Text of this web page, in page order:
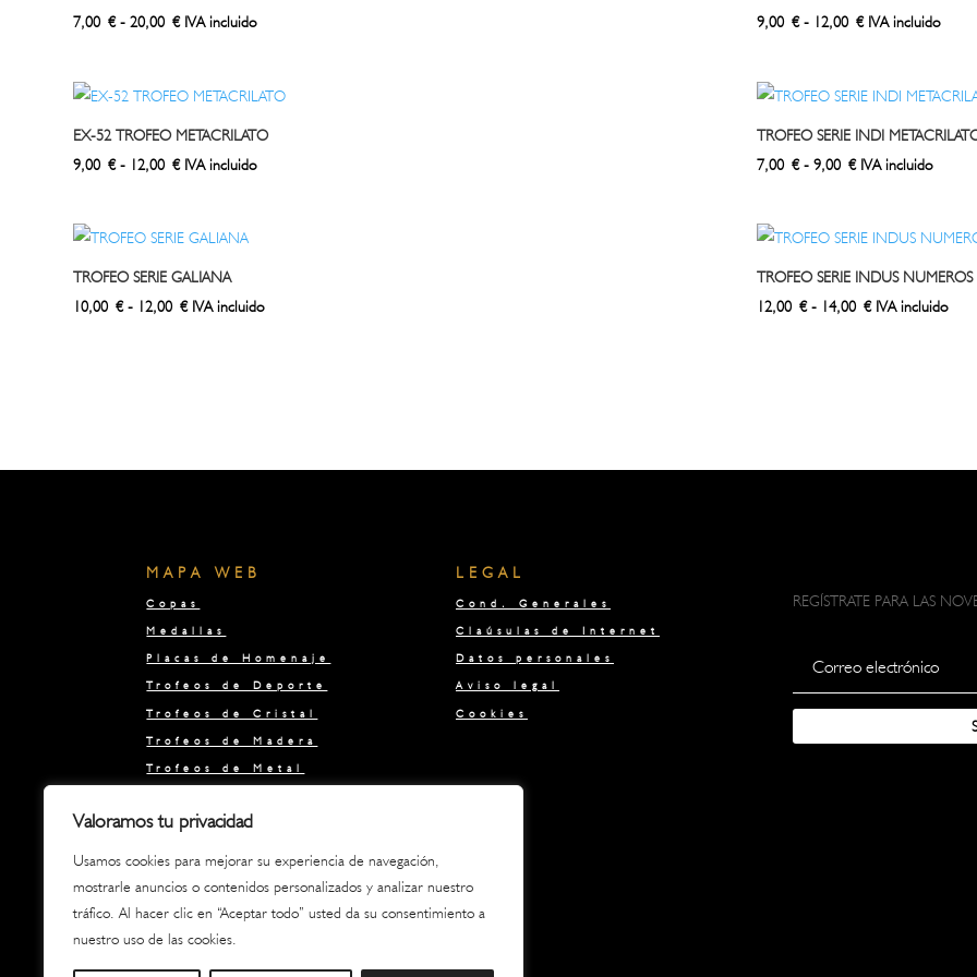
Valoramos tu privacidad
Usamos cookies para mejorar su experiencia de navegación,
mostrarle anuncios o contenidos personalizados y analizar nuestro
tráfico. Al hacer clic en “Aceptar todo” usted da su consentimiento a
nuestro uso de las cookies.
hasta
hasta
7,00€ - 20,00€Rango
desde
7,00 €
hasta
IVA incluido
9,00 € - 12,00 €Rango
desde
9,00 €
hasta
IVA incluido
EX-52 TROFEO METACRILATO
9,00€ - 12,00€Rango
desde
9,00 €
hasta
IVA incluido
TROFEO SERIE INDI
7,00 € - 9,00 €Rango
desde
7,00 €
hasta
IVA incluido
TROFEO SERIE GALIANA
10,00€ - 12,00€Rango
12,00 €
IVA incluido
TROFEO SERIE INDUS NUMEROS
12,00 € - 14,00 €Rango
14,00 €
IVA incluido
MAPA WEB
Copas
Medallas
Placas de Homenaje
Trofeos de Deporte
Trofeos de Cristal
Trofeos de Madera
Trofeos de Metal
Ofertas Liquidación
LEGAL
Cond. Generales
Claúsulas de Internet
Datos personales
Aviso legal
Cookies
REGÍSTRATE PARA LAS